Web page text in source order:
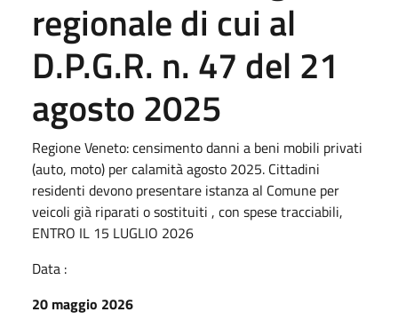
regionale di cui al
D.P.G.R. n. 47 del 21
agosto 2025
Regione Veneto: censimento danni a beni mobili privati
(auto, moto) per calamità agosto 2025. Cittadini
residenti devono presentare istanza al Comune per
veicoli già riparati o sostituiti , con spese tracciabili,
ENTRO IL 15 LUGLIO 2026
Data :
20 maggio 2026